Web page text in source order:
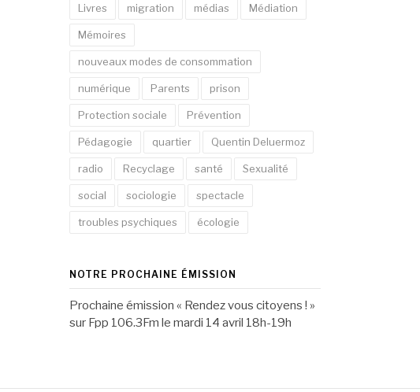
Livres migration médias Médiation
Mémoires
nouveaux modes de consommation
numérique Parents prison
Protection sociale Prévention
Pédagogie quartier Quentin Deluermoz
radio Recyclage santé Sexualité
social sociologie spectacle
troubles psychiques écologie
NOTRE PROCHAINE ÉMISSION
Prochaine émission « Rendez vous citoyens ! »
sur Fpp 106.3Fm le mardi 14 avril 18h-19h